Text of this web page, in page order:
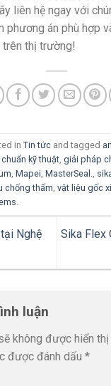
liên hệ ngay với
phương án phù hợp
trên thị trường!
inTin tức and tagged
chuẩn kỹ thuật,giải pháp
,Mapei,MasterSeal.,
chống thấm,vật liệu gốc
.
Nghệ
Sika Flex
luận
không được hiển thị
được đánh dấu *